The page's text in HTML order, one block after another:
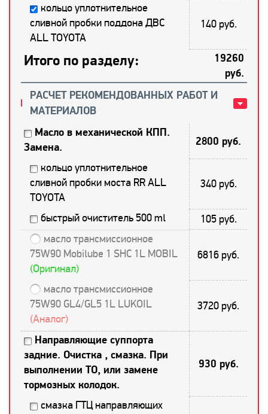
кольцо уплотнительное
сливной пробки поддона ДВС
ALL TOYOTA
140 руб.
Итого по разделу:
19260
руб.
РАСЧЕТ РЕКОМЕНДОВАННЫХ РАБОТ И
МАТЕРИАЛОВ
Масло в механической КПП.
Замена.
2800 руб.
кольцо уплотнительное
сливной пробки моста RR ALL
TOYOTA
340 руб.
быстрый очиститель 500 ml
105 руб.
масло трансмиссионное
75W90 Mobilube 1 SHC 1L MOBIL
(Оригинал)
6816 руб.
масло трансмиссионное
75W90 GL4/GL5 1L LUKOIL
(Аналог)
3720 руб.
Направляющие суппорта
задние. Очистка , смазка. При
выполнении ТО, или замене
тормозных колодок.
930 руб.
смазка ГТЦ направляющих